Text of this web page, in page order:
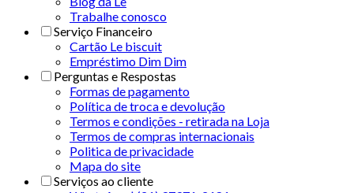
Trabalhe conosco
Serviço Financeiro
Cartão Le biscuit
Empréstimo Dim Dim
Perguntas e Respostas
Formas de pagamento
Política de troca e devolução
Termos e condições - retirada na Loja
Termos de compras internacionais
Politica de privacidade
Mapa do site
Serviços ao cliente